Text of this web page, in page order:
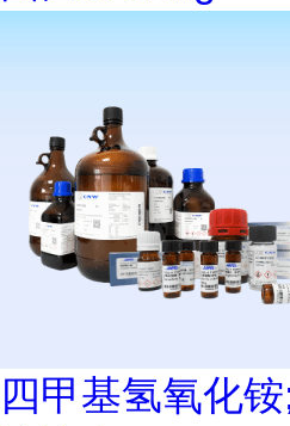
四甲基氢氧化